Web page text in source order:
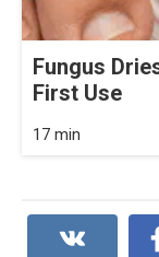
Fungus
First Use
17 min